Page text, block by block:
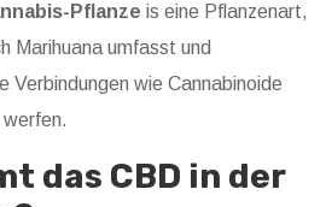
Pflanze is eine Pflanzenart,
Marihuana umfasst und
Verbindungen wie Cannabinoide
werfen.
das CBD in der